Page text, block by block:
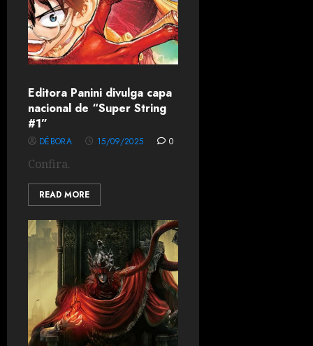
Editora Panini divulga capa
nacional de “Super String
#1”
DÉBORA 15/09/2025 0
Confira.
READ MORE